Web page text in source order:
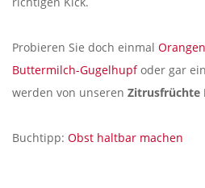
Probieren Sie doch einmal
Buttermilch-Gugelhupfoder gar
werden von unseren Zitrusfrüchte
Buchtipp: Obst haltbar machen